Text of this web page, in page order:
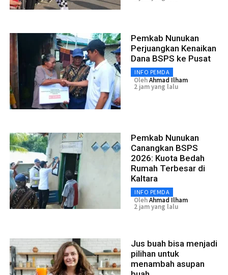
Pemkab Nunukan
Perjuangkan Kenaikan
Dana BSPS ke Pusat
INFO PEMDA
OlehAhmad Ilham
2 jam yang lalu
Pemkab Nunukan
Canangkan BSPS
2026: Kuota Bedah
Rumah Terbesar di
Kaltara
INFO PEMDA
OlehAhmad Ilham
2 jam yang lalu
Jus buah bisa menjadi
pilihan untuk
menambah asupan